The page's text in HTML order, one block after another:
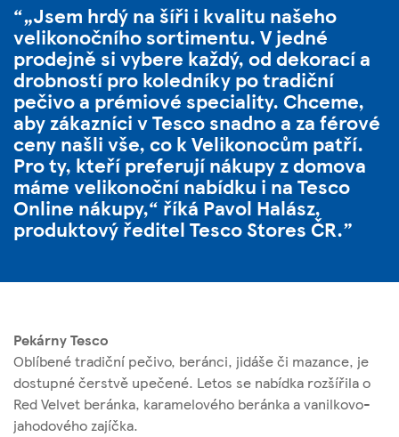
„Jsem hrdý na šíři i kvalitu našeho
velikonočního sortimentu. V jedné
prodejně si vybere každý, od dekorací a
drobností pro koledníky po tradiční
pečivo a prémiové speciality. Chceme,
aby zákazníci v Tesco snadno a za férové
ceny našli vše, co k Velikonocům patří.
Pro ty, kteří preferují nákupy z domova
máme velikonoční nabídku i na Tesco
Online nákupy,“ říká Pavol Halász,
produktový ředitel Tesco Stores ČR.
Pekárny Tesco
Oblíbené tradiční pečivo, beránci, jidáše či mazance, je
dostupné čerstvě upečené. Letos se nabídka rozšířila o
Red Velvet beránka, karamelového beránka a vanilkovo-
jahodového zajíčka.